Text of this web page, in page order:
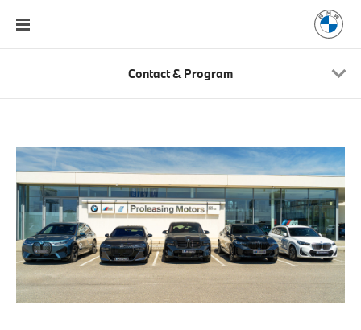
Contact & Program